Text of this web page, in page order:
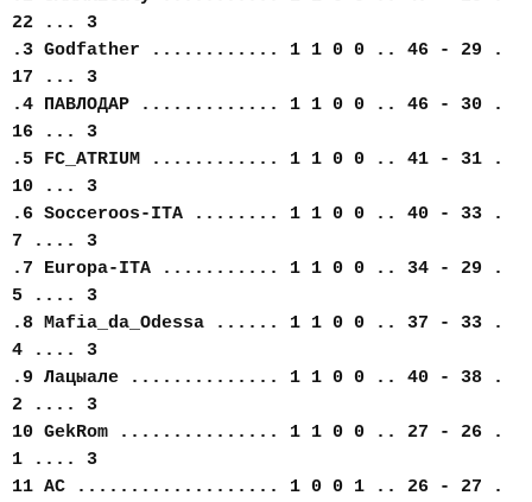
22 ... 3
.3 Godfather ............ 1 1 0 0 .. 46 - 29 .
17 ... 3
.4 ПАВЛОДАР ............. 1 1 0 0 .. 46 - 30 .
16 ... 3
.5 FC_АTRIUM ............ 1 1 0 0 .. 41 - 31 .
10 ... 3
.6 Socceroos-ITA ........ 1 1 0 0 .. 40 - 33 .
7 .... 3
.7 Europa-ITA ........... 1 1 0 0 .. 34 - 29 .
5 .... 3
.8 Mafia_da_Odessa ...... 1 1 0 0 .. 37 - 33 .
4 .... 3
.9 Лацыале .............. 1 1 0 0 .. 40 - 38 .
2 .... 3
10 GekRom ............... 1 1 0 0 .. 27 - 26 .
1 .... 3
11 AC ................... 1 0 0 1 .. 26 - 27 .